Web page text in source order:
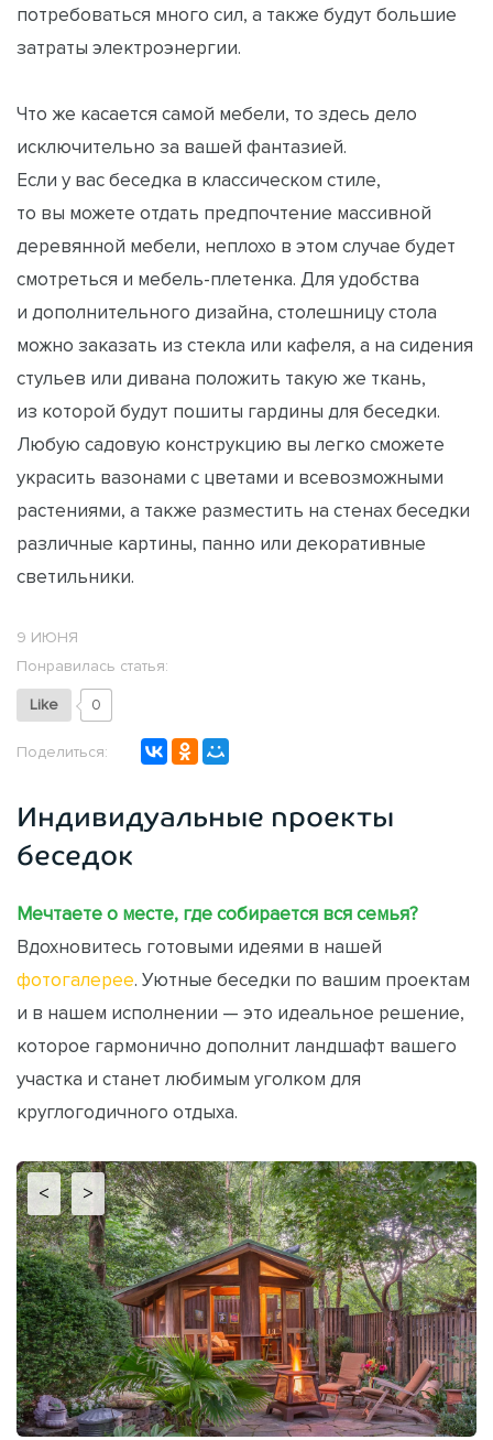
потребоваться много сил, а также будут большие
затраты электроэнергии.
Что же касается самой мебели, то здесь дело
исключительно за вашей фантазией.
Если у вас беседка в классическом стиле,
то вы можете отдать предпочтение массивной
деревянной мебели, неплохо в этом случае будет
смотреться и мебель-плетенка. Для удобства
и дополнительного дизайна, столешницу стола
можно заказать из стекла или кафеля, а на сидения
стульев или дивана положить такую же ткань,
из которой будут пошиты гардины для беседки.
Любую садовую конструкцию вы легко сможете
украсить вазонами с цветами и всевозможными
растениями, а также разместить на стенах беседки
различные картины, панно или декоративные
светильники.
9 ИЮНЯ
Понравилась статья:
Like 0
Поделиться:
Индивидуальные проекты
беседок
Мечтаете о месте, где собирается вся семья?
Вдохновитесь готовыми идеями в нашей
фотогалерее. Уютные беседки по вашим проектам
и в нашем исполнении — это идеальное решение,
которое гармонично дополнит ландшафт вашего
участка и станет любимым уголком для
круглогодичного отдыха.
< >